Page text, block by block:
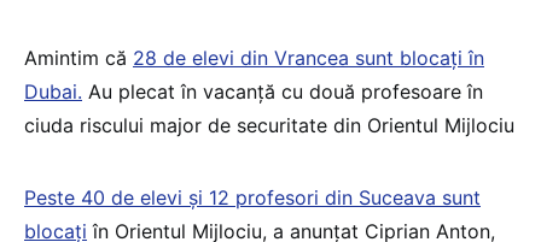
Amintim că 28 de elevi din Vrancea sunt blocați în
Dubai. Au plecat în vacanță cu două profesoare în
ciuda riscului major de securitate din Orientul Mijlociu
Peste 40 de elevi și 12 profesori din Suceava sunt
blocați în Orientul Mijlociu, a anunțat Ciprian Anton,